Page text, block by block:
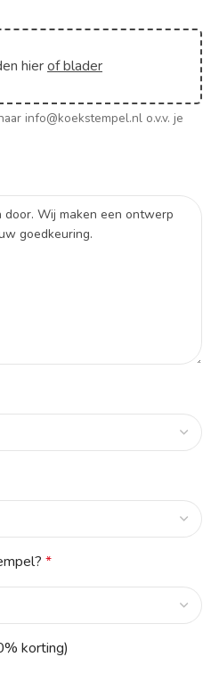
hierof blader
info@koekstempel.nl o.v.v. je
*
korting)